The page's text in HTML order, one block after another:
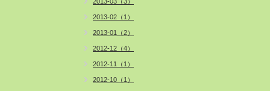
2013-02（1）
2013-01（2）
2012-12（4）
2012-11（1）
2012-10（1）